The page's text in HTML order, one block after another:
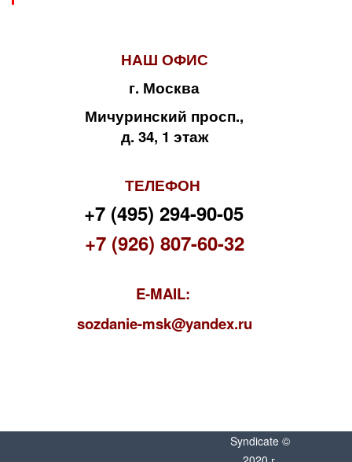
НАШ ОФИС
г. Москва
Мичуринский просп.,
д. 34, 1 этаж
ТЕЛЕФОН
+7 (495) 294-90-05
+7 (926) 807-60-32
E-MAIL:
sozdanie-msk@yandex.ru
Syndicate ©